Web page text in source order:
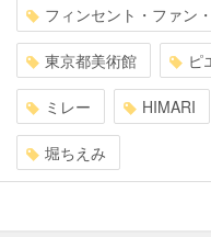
フィンセント・ファン
東京都美術館 ピ
ミレー HIMARI
堀ちえみ